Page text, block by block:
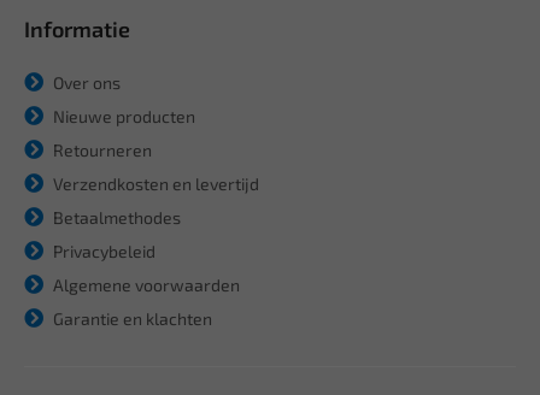
Informatie
Over ons
Nieuwe producten
Retourneren
Verzendkosten en levertijd
Betaalmethodes
Privacybeleid
Algemene voorwaarden
Garantie en klachten